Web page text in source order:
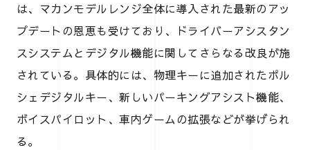
は、マカンモデルレンジ全体に導入された最新のアッ
プデートの恩恵も受けており、ドライバーアシスタン
スシステムとデジタル機能に関してさらなる改良が施
されている。具体的には、物理キーに追加されたポル
シェデジタルキー、新しいパーキングアシスト機能、
ボイスパイロット、車内ゲームの拡張などが挙げられ
る。